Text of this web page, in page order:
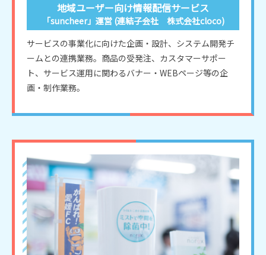
地域ユーザー向け情報配信サービス
「suncheer」運営 (連結子会社 株式会社cloco)
サービスの事業化に向けた企画・設計、システム開発チ
ームとの連携業務。商品の受発注、カスタマーサポー
ト、サービス運用に関わるバナー・WEBページ等の企
画・制作業務。